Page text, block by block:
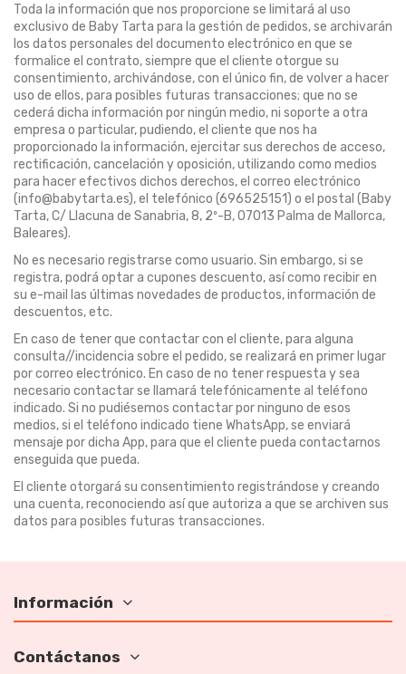
Toda la información que nos proporcione se limitará al uso
exclusivo de Baby Tarta para la gestión de pedidos, se archivarán
los datos personales del documento electrónico en que se
formalice el contrato, siempre que el cliente otorgue su
consentimiento, archivándose, con el único fin, de volver a hacer
uso de ellos, para posibles futuras transacciones; que no se
cederá dicha información por ningún medio, ni soporte a otra
empresa o particular, pudiendo, el cliente que nos ha
proporcionado la información, ejercitar sus derechos de acceso,
rectificación, cancelación y oposición, utilizando como medios
para hacer efectivos dichos derechos, el correo electrónico
(info@babytarta.es), el telefónico (696525151) o el postal (Baby
Tarta, C/ Llacuna de Sanabria, 8, 2º-B, 07013 Palma de Mallorca,
Baleares).
No es necesario registrarse como usuario. Sin embargo, si se
registra, podrá optar a cupones descuento, así como recibir en
su e-mail las últimas novedades de productos, información de
descuentos, etc.
En caso de tener que contactar con el cliente, para alguna
consulta//incidencia sobre el pedido, se realizará en primer lugar
por correo electrónico. En caso de no tener respuesta y sea
necesario contactar se llamará telefónicamente al teléfono
indicado. Si no pudiésemos contactar por ninguno de esos
medios, si el teléfono indicado tiene WhatsApp, se enviará
mensaje por dicha App, para que el cliente pueda contactarnos
enseguida que pueda.
El cliente otorgará su consentimiento registrándose y creando
una cuenta, reconociendo así que autoriza a que se archiven sus
datos para posibles futuras transacciones.
Información
Contáctanos